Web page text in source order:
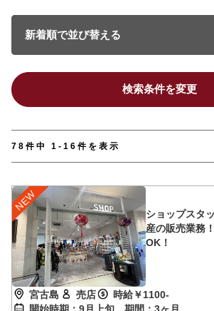
検索条件を変更
78件中 1-16件を表示
ショップスタ
産の販売業務
OK！
宮古島 売店
時給￥1100-